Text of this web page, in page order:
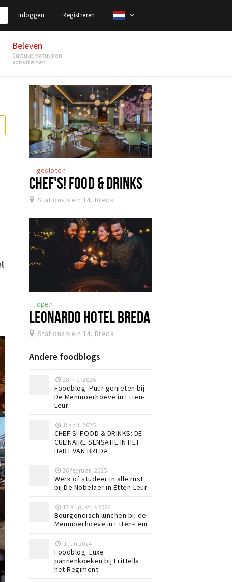
Inloggen Registreren
Beleven
Cultuur, natuur en
activiteiten
gesloten
CHEF'S! FOOD & DRINKS
Stationsplein 14, Breda
open
LEONARDO HOTEL BREDA
Stationsplein 14, Breda
Andere foodblogs
28 mei 2026
Foodblog: Puur genieten bij
De Menmoerhoeve in Etten-
Leur
8 april 2025
CHEF'S! FOOD & DRINKS: DE
CULINAIRE SENSATIE IN HET
HART VAN BREDA
26 februari 2025
Werk of studeer in alle rust
bij De Nobelaer in Etten-Leur
13 augustus 2024
Bourgondisch lunchen bij de
Menmoerhoeve in Etten-Leur
1 juli 2024
Foodblog: Luxe
pannenkoeken bij Frittella
het Regiment